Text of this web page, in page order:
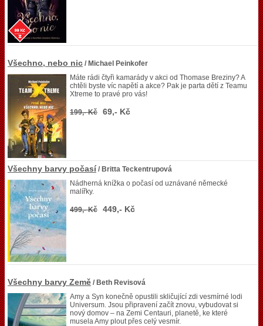
Všechno, nebo nic / Michael Peinkofer
Máte rádi čtyři kamarády v akci od Thomase Breziny? A
chtěli byste víc napětí a akce? Pak je parta dětí z Teamu
Xtreme to pravé pro vás!
199,- Kč 69,- Kč
Všechny barvy počasí / Britta Teckentrupová
Nádherná knížka o počasí od uznávané německé
malířky.
499,- Kč 449,- Kč
Všechny barvy Země / Beth Revisová
Amy a Syn konečně opustili skličující zdi vesmírné lodi
Universum. Jsou připravení začít znovu, vybudovat si
nový domov – na Zemi Centauri, planetě, ke které
musela Amy plout přes celý vesmír.